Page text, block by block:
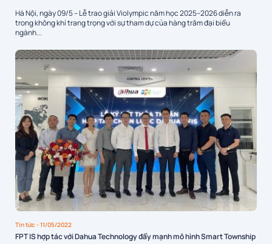
Hà Nội, ngày 09/5 – Lễ trao giải Violympic năm học 2025–2026 diễn ra
trong không khí trang trọng với sự tham dự của hàng trăm đại biểu
ngành...
Tin tức- 11/05/2022
FPT IS hợp tác với Dahua Technology đẩy mạnh mô hình Smart Township